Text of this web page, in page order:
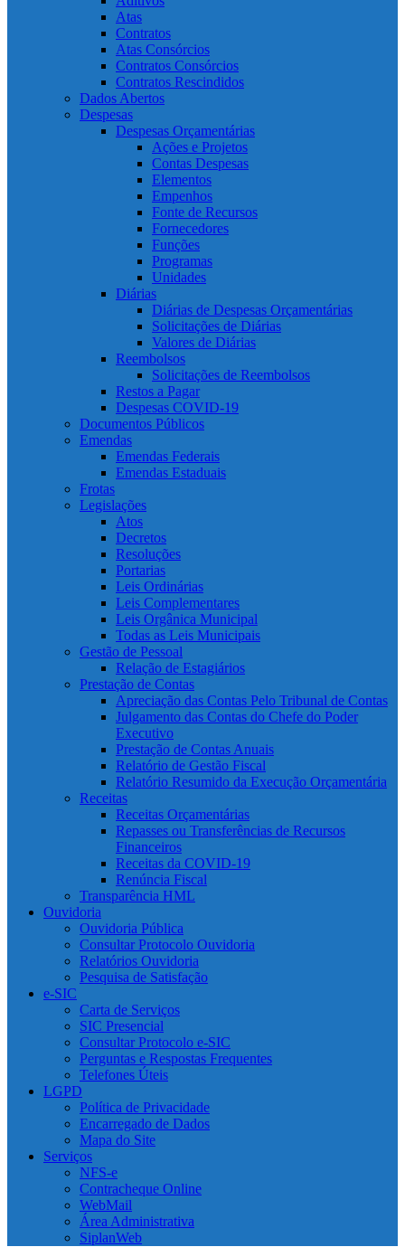
Atas
Contratos
Atas Consórcios
Contratos Consórcios
Contratos Rescindidos
Dados Abertos
Despesas
Despesas Orçamentárias
Ações e Projetos
Contas Despesas
Elementos
Empenhos
Fonte de Recursos
Fornecedores
Funções
Programas
Unidades
Diárias
Diárias de Despesas Orçamentárias
Solicitações de Diárias
Valores de Diárias
Reembolsos
Solicitações de Reembolsos
Restos a Pagar
Despesas COVID-19
Documentos Públicos
Emendas
Emendas Federais
Emendas Estaduais
Frotas
Legislações
Atos
Decretos
Resoluções
Portarias
Leis Ordinárias
Leis Complementares
Leis Orgânica Municipal
Todas as Leis Municipais
Gestão de Pessoal
Relação de Estagiários
Prestação de Contas
Apreciação das Contas Pelo Tribunal de Contas
Julgamento das Contas do Chefe do Poder
Executivo
Prestação de Contas Anuais
Relatório de Gestão Fiscal
Relatório Resumido da Execução Orçamentária
Receitas
Receitas Orçamentárias
Repasses ou Transferências de Recursos
Financeiros
Receitas da COVID-19
Renúncia Fiscal
Transparência HML
Ouvidoria
Ouvidoria Pública
Consultar Protocolo Ouvidoria
Relatórios Ouvidoria
Pesquisa de Satisfação
e-SIC
Carta de Serviços
SIC Presencial
Consultar Protocolo e-SIC
Perguntas e Respostas Frequentes
Telefones Úteis
LGPD
Política de Privacidade
Encarregado de Dados
Mapa do Site
Serviços
NFS-e
Contracheque Online
WebMail
Área Administrativa
SiplanWeb